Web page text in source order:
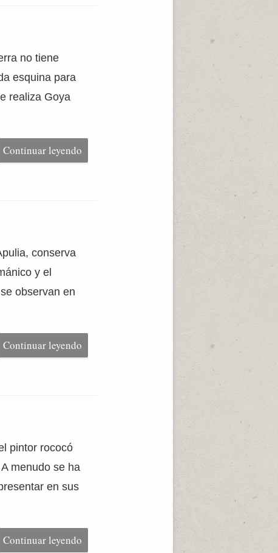
no tiene
esquina para
realiza Goya
Continuar leyendo
conserva
y el
observan en
Continuar leyendo
pintor rococó
menudo se ha
en sus
Continuar leyendo